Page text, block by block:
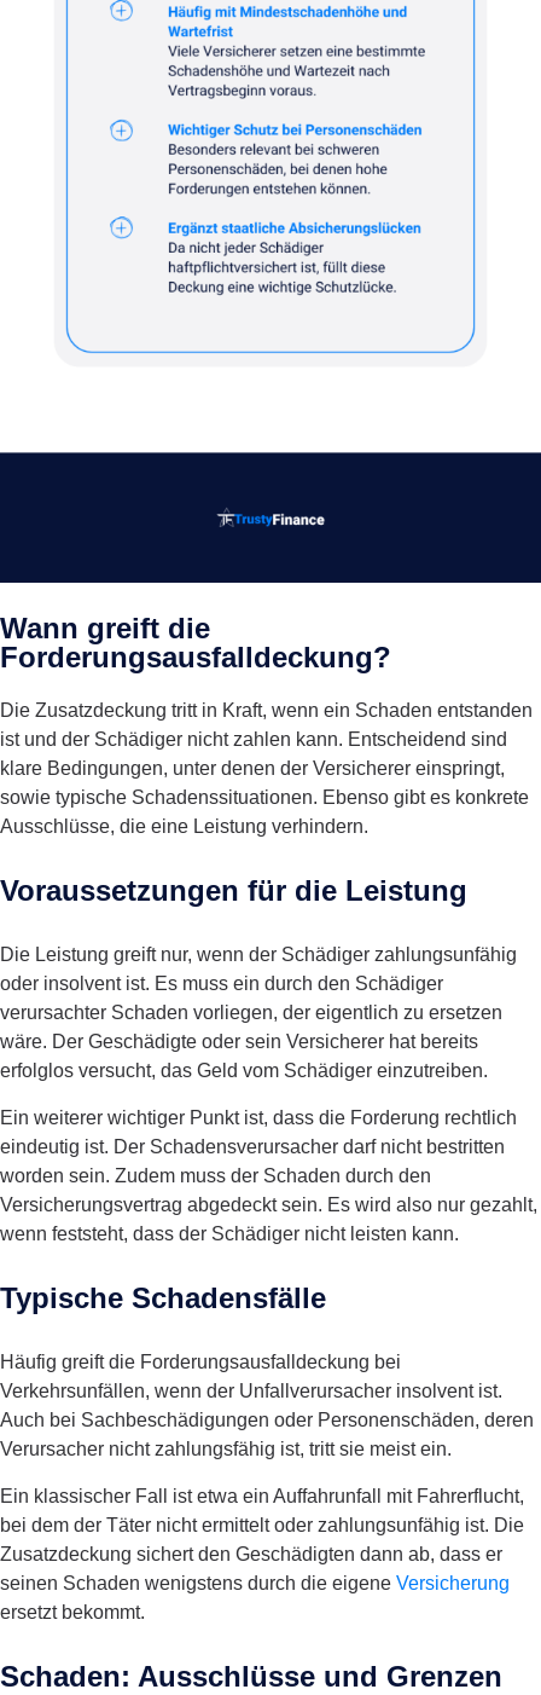
Wann greift die
Forderungsausfalldeckung?
Die Zusatzdeckung tritt in Kraft, wenn ein Schaden entstanden
ist und der Schädiger nicht zahlen kann. Entscheidend sind
klare Bedingungen, unter denen der Versicherer einspringt,
sowie typische Schadenssituationen. Ebenso gibt es konkrete
Ausschlüsse, die eine Leistung verhindern.
Voraussetzungen für die Leistung
Die Leistung greift nur, wenn der Schädiger zahlungsunfähig
oder insolvent ist. Es muss ein durch den Schädiger
verursachter Schaden vorliegen, der eigentlich zu ersetzen
wäre. Der Geschädigte oder sein Versicherer hat bereits
erfolglos versucht, das Geld vom Schädiger einzutreiben.
Ein weiterer wichtiger Punkt ist, dass die Forderung rechtlich
eindeutig ist. Der Schadensverursacher darf nicht bestritten
worden sein. Zudem muss der Schaden durch den
Versicherungsvertrag abgedeckt sein. Es wird also nur gezahlt,
wenn feststeht, dass der Schädiger nicht leisten kann.
Typische Schadensfälle
Häufig greift die Forderungsausfalldeckung bei
Verkehrsunfällen, wenn der Unfallverursacher insolvent ist.
Auch bei Sachbeschädigungen oder Personenschäden, deren
Verursacher nicht zahlungsfähig ist, tritt sie meist ein.
Ein klassischer Fall ist etwa ein Auffahrunfall mit Fahrerflucht,
bei dem der Täter nicht ermittelt oder zahlungsunfähig ist. Die
Zusatzdeckung sichert den Geschädigten dann ab, dass er
seinen Schaden wenigstens durch die eigene Versicherung
ersetzt bekommt.
Schaden: Ausschlüsse und Grenzen